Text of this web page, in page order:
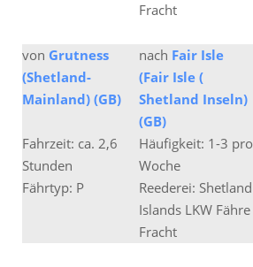
Fracht
von Grutness
(Shetland-
Mainland) (GB)
nach Fair Isle
(Fair Isle (
Shetland Inseln)
(GB)
Fahrzeit: ca. 2,6
Stunden
Häufigkeit: 1-3 pro
Woche
Fährtyp: P
Reederei: Shetland
Islands LKW Fähre
Fracht